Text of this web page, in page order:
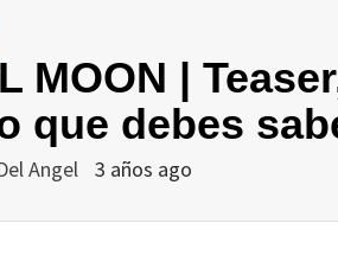
MOON |
que debes
Angel 3 años ago